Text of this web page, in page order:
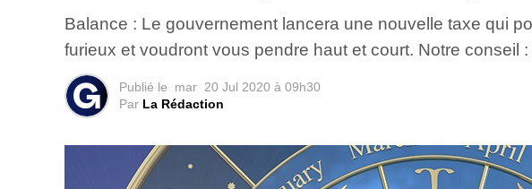
Balance : Le gouvernement lancera une nouvelle taxe qui
furieux et voudront vous pendre haut et court. Notre conseil
Publié le mar 20 Jul 2020 à 09h30
Par La Rédaction